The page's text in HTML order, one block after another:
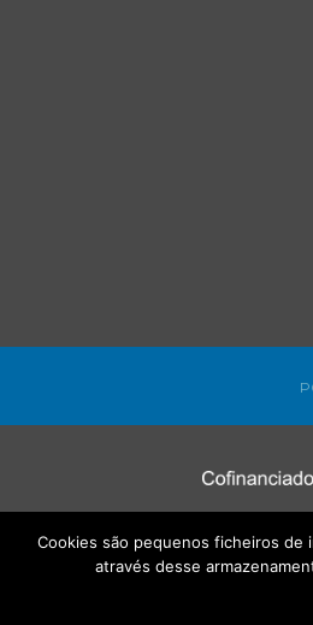
Cookies são pequenos ficheiros de
através desse